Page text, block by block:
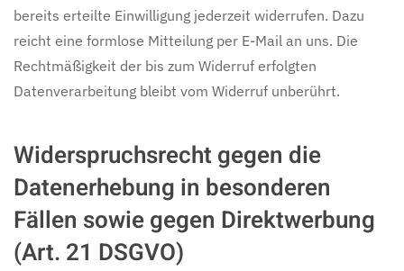
bereits erteilte Einwilligung jederzeit widerrufen. Dazu
reicht eine formlose Mitteilung per E-Mail an uns. Die
Rechtmäßigkeit der bis zum Widerruf erfolgten
Datenverarbeitung bleibt vom Widerruf unberührt.
Widerspruchsrecht gegen die
Datenerhebung in besonderen
Fällen sowie gegen Direktwerbung
(Art. 21 DSGVO)